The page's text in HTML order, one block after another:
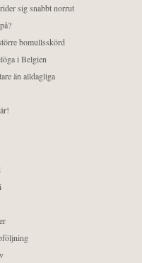
sig snabbt norrut
bomullsskörd
i Belgien
än alldagliga